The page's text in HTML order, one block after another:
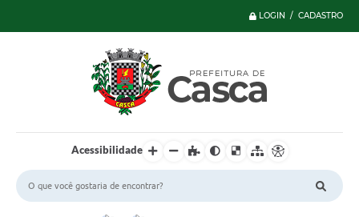
LOGIN / CADASTRO
Acessibilidade